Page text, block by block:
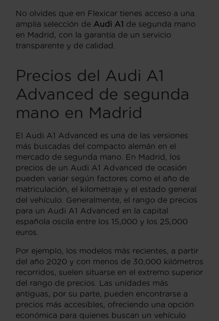
No olvides que en Flexicar tienes acceso a una
amplia selección de Audi A1 de segunda mano
en Madrid, con la garantía de un servicio
transparente y de calidad.
Precios del Audi A1
Advanced de segunda
mano en Madrid
El Audi A1 Advanced es una de las versiones
más buscadas del compacto alemán en el
mercado de segunda mano. En Madrid, los
precios de un Audi A1 Advanced de ocasión
pueden variar según factores como el año de
matriculación, el kilometraje y el estado general
del vehículo. Generalmente, el rango de precios
para un Audi A1 Advanced en la capital
española oscila entre los 15,000 y los 25,000
euros.
Por ejemplo, los modelos más recientes, a partir
del año 2020 y con menos de 30,000 kilómetros
recorridos, suelen situarse en el extremo superior
del rango de precios. Las unidades más
antiguas, por su parte, pueden encontrarse a
precios más accesibles, ofreciendo una opción
económica para quienes buscan un vehículo